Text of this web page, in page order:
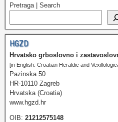
Pretraga | Search
HGZD
Hrvatsko grboslovno i
[in English: Croatian Heraldic and
Pazinska 50
HR-10110 Zagreb
Hrvatska (Croatia)
www.hgzd.hr
OIB: 21212575148